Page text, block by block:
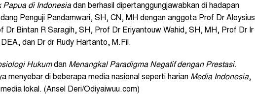
Papua di Indonesiadan berhasil dipertanggungjawabkan di hadapan
Penguji Pandamwari, SH, CN, MH dengan anggota Prof Dr Aloysius
Dr Bintan R Saragih, SH, Prof Dr Eriyantouw Wahid, SH, MH, Prof Dr Ir
dan Dr dr Rudy Hartanto, M.Fil.
Hukumdan Menangkal Paradigma Negatif dengan Prestasi.
menyebar di beberapa media nasional seperti harian Media Indonesia,
lokal. (Ansel Deri/Odiyaiwuu.com)